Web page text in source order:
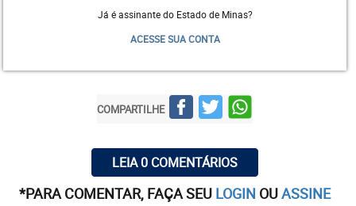
Já é assinante do Estado de Minas?
ACESSE SUA CONTA
COMPARTILHE
LEIA 0 COMENTÁRIOS
*PARA COMENTAR, FAÇA SEU LOGIN OUASSINE